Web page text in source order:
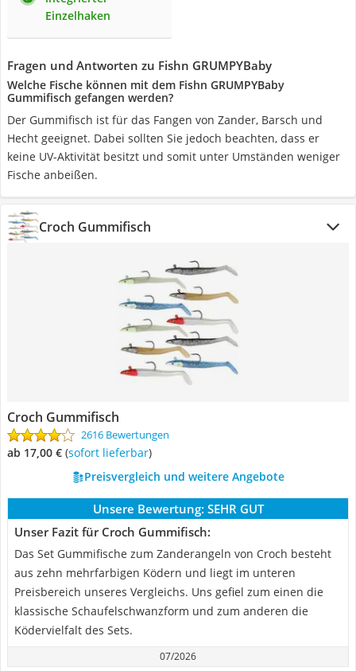
Einzelhaken
Fragen und Antworten zu Fishn GRUMPYBaby
Welche Fische können mit dem Fishn GRUMPYBaby
Gummifisch gefangen werden?
Der Gummifisch ist für das Fangen von Zander, Barsch und
Hecht geeignet. Dabei sollten Sie jedoch beachten, dass er
keine UV-Aktivität besitzt und somit unter Umständen weniger
Fische anbeißen.
Croch Gummifisch
Croch Gummifisch
2616 Bewertungen
ab 17,00 € ( Sofort lieferbar)
Preisvergleich und weitere Angebote
Unsere Bewertung: SEHR GUT
Unser Fazit für Croch Gummifisch:
Das Set Gummifische zum Zanderangeln von Croch besteht
aus zehn mehrfarbigen Ködern und liegt im unteren
Preisbereich unseres Vergleichs. Uns gefiel zum einen die
klassische Schaufelschwanzform und zum anderen die
Ködervielfalt des Sets.
07/2026